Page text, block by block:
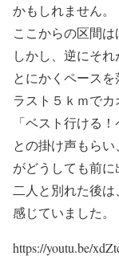
かもしれません。
ここからの区間は
しかし、逆にそ
とにかくペースを
ラスト５ｋｍでカ
「ベスト行ける
との掛け声もら
がどうしても前に
二人と別れた後
感じていました。
https://youtu.be/